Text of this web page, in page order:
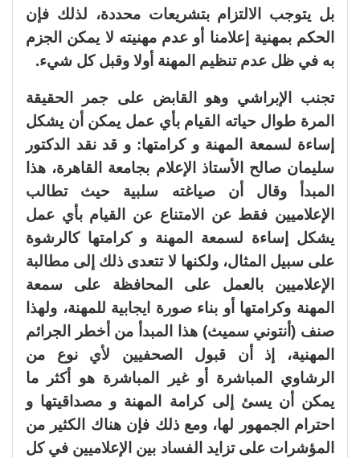
بل يتوجب الالتزام بتشريعات محددة، لذلك فإن
الحكم بمهنية إعلامنا أو عدم مهنيته لا يمكن الجزم
به في ظل عدم تنظيم المهنة أولا وقبل كل شيء.
تجنب الإبراشي وهو القابض على جمر الحقيقة
المرة طوال حياته القيام بأي عمل يمكن أن يشكل
إساءة لسمعة المهنة و كرامتها: و قد نقد الدكتور
سليمان صالح الأستاذ الإعلام بجامعة القاهرة، هذا
المبدأ وقال أن صياغته سلبية حيث تطالب
الإعلاميين فقط عن الامتناع عن القيام بأي عمل
يشكل إساءة لسمعة المهنة و كرامتها كالرشوة
على سبيل المثال، ولكنها لا تتعدى ذلك إلى مطالبة
الإعلاميين بالعمل على المحافظة على سمعة
المهنة وكرامتها أو بناء صورة ايجابية للمهنة، ولهذا
صنف (أنتوني سميث) هذا المبدأ من أخطر الجرائم
المهنية، إذ أن قبول الصحفيين لأي نوع من
الرشاوي المباشرة أو غير المباشرة هو أكثر ما
يمكن أن يسئ إلى كرامة المهنة و مصداقيتها و
احترام الجمهور لها، ومع ذلك فإن هناك الكثير من
المؤشرات على تزايد الفساد بين الإعلاميين في كل